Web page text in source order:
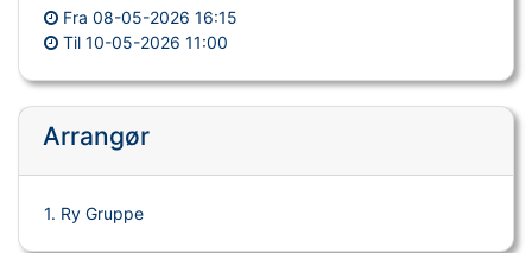
Fra 08-05-2026 16:15
Til 10-05-2026 11:00
Arrangør
1. Ry Gruppe